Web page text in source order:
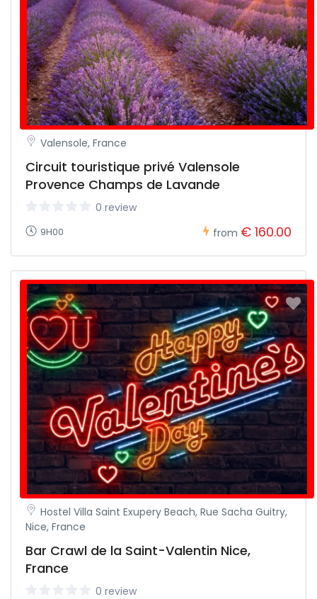
Hostel Villa Saint Exupery Beach, Rue Sacha Guitry,
Nice, France
Bar Crawl de la Saint-Valentin Nice,
France
0 review
Valensole, France
Circuit touristique privé Valensole
Provence Champs de Lavande
0 review
9H00 from € 160.00